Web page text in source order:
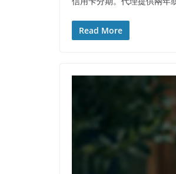
Read More